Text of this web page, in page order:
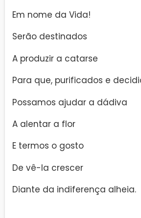
Em nome da Vida!
Serão destinados
A produzir a catarse
Para que, purificados e
Possamos ajudar a dádiva
A alentar a flor
E termos o gosto
De vê-la crescer
Diante da indiferença alheia.